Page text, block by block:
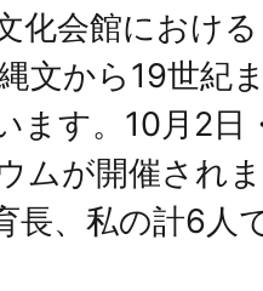
化会館におけ
文から19世紀
ます。10月2
ムが開催され
長、私の計6人